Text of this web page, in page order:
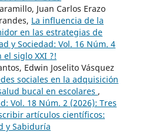
Juan Carlos Erazo
La influencia de la
en las estrategias de
y Sociedad: Vol. 16 Núm. 4
el siglo XXI ?!
Edwin Joselito Vásquez
sociales en la adquisición
bucal en escolares ,
Vol. 18 Núm. 2 (2026): Tres
artículos científicos:
y Sabiduría